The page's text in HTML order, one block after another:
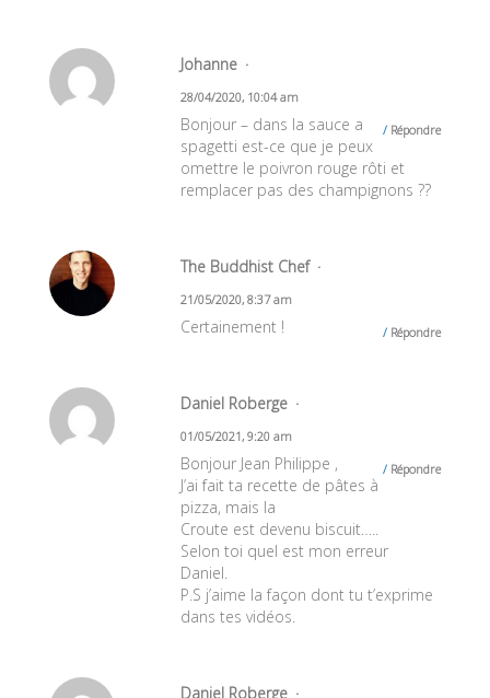
Johanne
28/04/2020, 10:04 am
Répondre
Bonjour – dans la sauce a
spagetti est-ce que je peux
omettre le poivron rouge rôti et
remplacer pas des champignons ??
The Buddhist Chef
21/05/2020, 8:37 am
Répondre
Certainement !
Daniel Roberge
01/05/2021, 9:20 am
Répondre
Bonjour Jean Philippe ,
J’ai fait ta recette de pâtes à
pizza, mais la
Croute est devenu biscuit…..
Selon toi quel est mon erreur
Daniel.
P.S j’aime la façon dont tu t’exprime
dans tes vidéos.
Daniel Roberge